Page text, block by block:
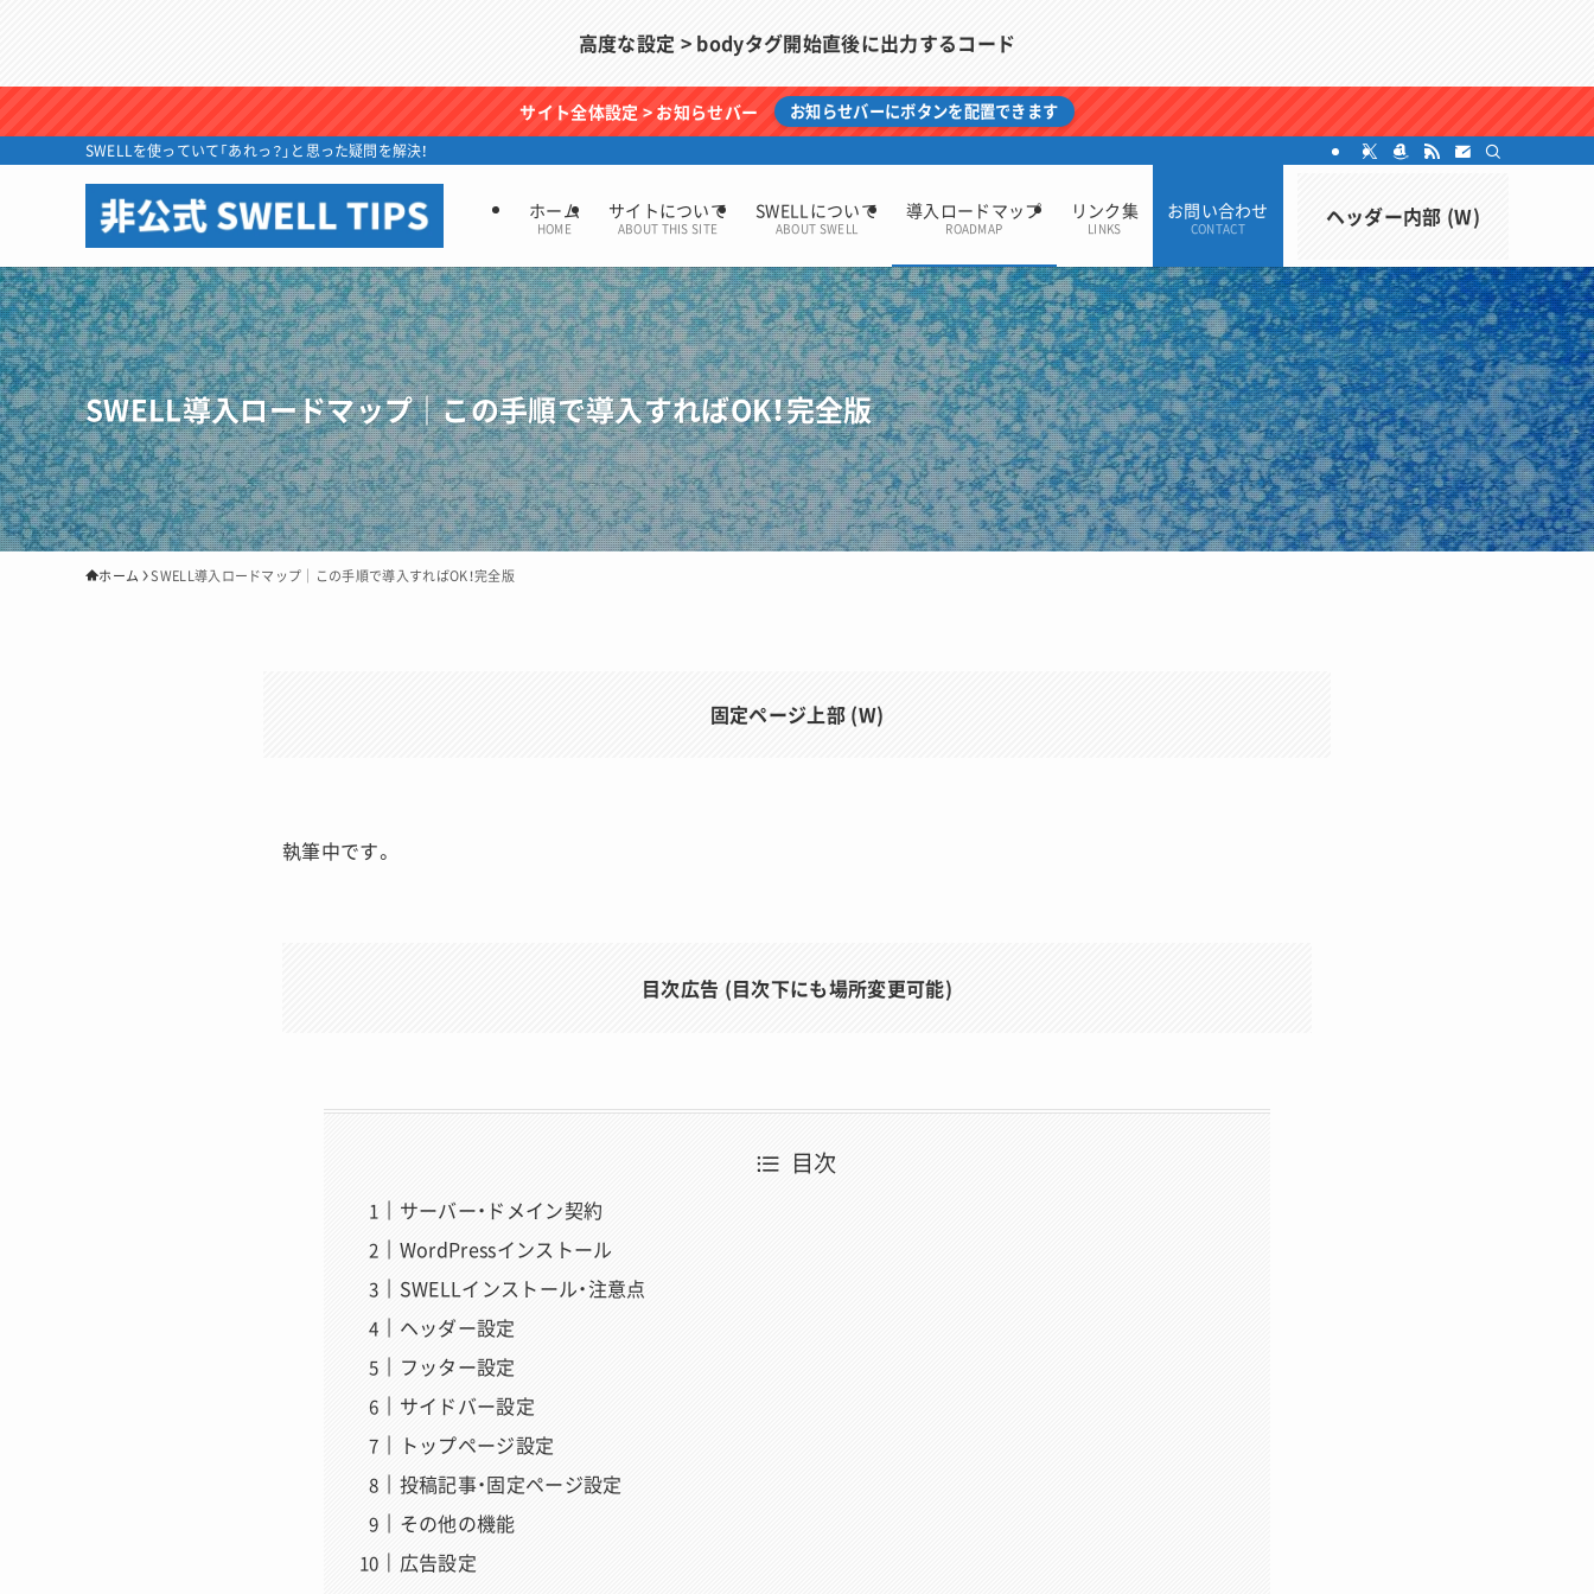
高度な設定 > bodyタグ開始直後に出力するコード
サイト全体設定 > お知らせバー お知らせバーにボタンを配置できます
SWELLを使っていて「あれっ？」と思った疑問を解決！
ホーム
HOME
サイトについて
ABOUT THIS SITE
SWELLについて
ABOUT SWELL
導入ロードマップ
ROADMAP
リンク集
LINKS
お問い合わせ
CONTACT ヘッダー内部 (W)
SWELL導入ロードマップ｜この手順で導入すればOK！完全版
ホーム SWELL導入ロードマップ｜この手順で導入すればOK！完全版
固定ページ上部 (W)
執筆中です。
目次広告 (目次下にも場所変更可能)
目次
サーバー・ドメイン契約
WordPressインストール
SWELLインストール・注意点
ヘッダー設定
フッター設定
サイドバー設定
トップページ設定
投稿記事・固定ページ設定
その他の機能
広告設定